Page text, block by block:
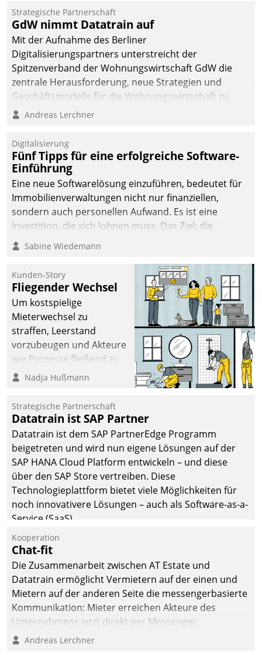
kommunale Wohnungsbauunternehmen daher
gemeinsam mit der Berliner Datatrain GmbH den
Teilprozess der Objektsanierung digitalisiert.
Strategische Partnerschaft
GdW nimmt Datatrain auf
Mit der Aufnahme des Berliner
Digitalisierungspartners unterstreicht der
Spitzenverband der Wohnungswirtschaft GdW die
zentrale Herausforderung, neue Strategien und
Geschäftsmodelle für die Wohnungswirtschaft zu
entwickeln.
Andreas Lerchner
Digitalisierung
Fünf Tipps für eine erfolgreiche Software-
Einführung
Eine neue Softwarelösung einzuführen, bedeutet für
Immobilienverwaltungen nicht nur finanziellen,
sondern auch personellen Aufwand. Es ist eine
Investition, die sich lohnen muss. Das Ziel: die
nachhaltige Optimierung der Geschäftsabläufe. Damit
dieses Ziel erreicht wird, sollten einige Grundregeln
Sabine Wiedemann
Kunden-Story
Fliegender Wechsel
Um kostspielige
Mieterwechsel zu
straffen, Leerstand
vorzubeugen und Akteure
wie Prozesse fließend zu
vernetzen, nutzt die
Jahresbeginn eine
Überblick, Einsicht und
Eingriff bietende Lösung.
Zur Entwicklung setzte
man auf
Cloudtechnologie,
bewährte und Startup-
Partner sowie erstmals
agile Projektmethoden.
Nadja Hußmann
Strategische Partnerschaft
Datatrain ist SAP Partner
Datatrain ist dem SAP PartnerEdge Programm
beigetreten und wird nun eigene Lösungen auf der
SAP HANA Cloud Platform entwickeln – und diese
über den SAP Store vertreiben. Diese
Technologieplattform bietet viele Möglichkeiten für
noch innovativere Lösungen – auch als Software-as-a-
Service (SaaS).
Kooperation
Chat-fit
Die Zusammenarbeit zwischen AT Estate und
Datatrain ermöglicht Vermietern auf der einen und
Mietern auf der anderen Seite die messengerbasierte
Kommunikation: Mieter erreichen Akteure des
Unternehmens jetzt direkt per Messenger,
Mitarbeiter oder Dienstleister empfangen oder
Andreas Lerchner